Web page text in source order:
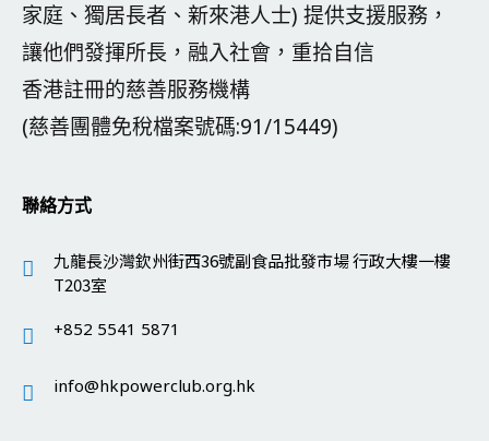
家庭、獨居長者、新來港人士) 提供支援服務，
讓他們發揮所長，融入社會，重拾自信
香港註冊的慈善服務機構
(慈善團體免稅檔案號碼:91/15449)
聯絡方式
九龍長沙灣欽州街西36號副食品批發市場 行政大樓一樓
T203室
+852 5541 5871
info@hkpowerclub.org.hk